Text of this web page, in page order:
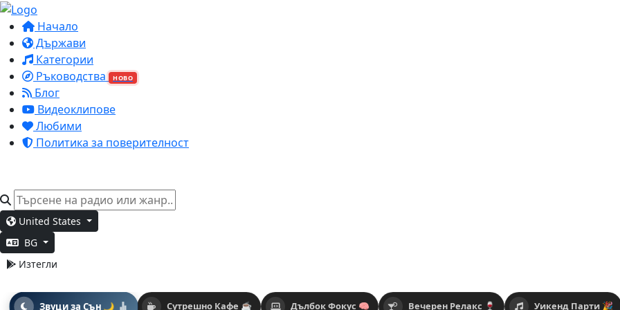
Начало
Държави
Категории
Ръководства
НОВО
Блог
Видеоклипове
Любими
Политика за поверителност
United States
BG
Изтегли
Сутрешно Кафе ☕ Дълбок Фокус 🧠 Вечерен Релакс 🍷
Звуци за Сън 🌙 Уикенд Парти 🎉